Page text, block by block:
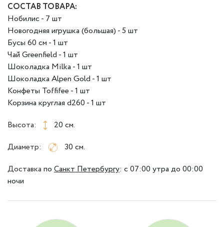
СОСТАВ ТОВАРА:
Нобилис - 7 шт
Новогодняя игрушка (большая) - 5 шт
Бусы 60 см - 1 шт
Чай Greenfield - 1 шт
Шоколадка Milka - 1 шт
Шоколадка Alpen Gold - 1 шт
Конфеты Toffifee - 1 шт
Корзина круглая d260 - 1 шт
Высота:
20 см.
Диаметр:
30 см.
Доставка по Санкт Петербургу: с 07:00 утра до 00:00
ночи